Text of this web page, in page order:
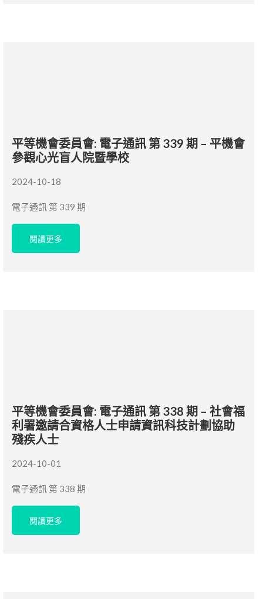
平等機會委員會: 電子通訊 第 339 期 – 平機會
參觀心光盲人院暨學校
2024-10-18
電子通訊 第 339 期
閱讀更多
平等機會委員會: 電子通訊 第 338 期 – 社會福
利署邀請合資格人士申請資訊科技計劃協助
殘疾人士
2024-10-01
電子通訊 第 338 期
閱讀更多